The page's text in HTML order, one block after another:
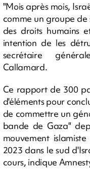
"Mois après mois,
comme un groupe
des droits humains
intention de les
secrétaire
Callamard.
Ce rapport de 300
d'éléments pour
de commettre un
bande de Gaza"
mouvement
2023 dans le sud
cours, indique